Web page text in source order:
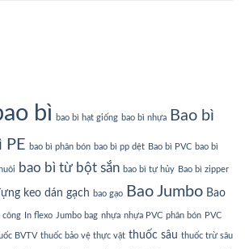
bì bao bì hạt giống bao bì nhựa
Bao bì
PE bao bì phân bón bao bì pp dệt Bao bì PVC bao bì
bao bì từ bột sắn bao bì tự hủy Bao bì zipper
keo dán gạch bao gạo Bao Jumbo Bao
công In flexo Jumbo bag nhựa nhựa PVC phân bón PVC
BVTV thuốc bảo vệ thực vật thuốc sâu thuốc trừ sâu